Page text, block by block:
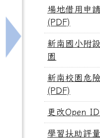
乙份，敬請貴校協助
下一筆：有關教育部
場地借用申
(PDF)
新南國小附
園
新南校園危
(PDF)
更改Open
學習扶助評